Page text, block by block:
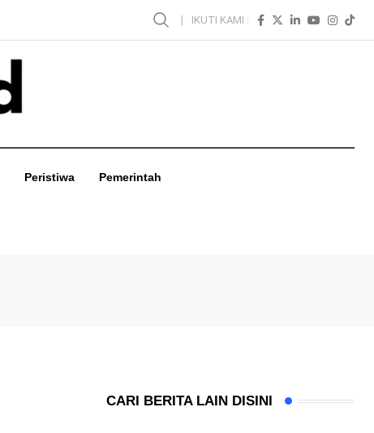
IKUTI KAMI :
Peristiwa Pemerintah
CARI BERITA LAIN DISINI